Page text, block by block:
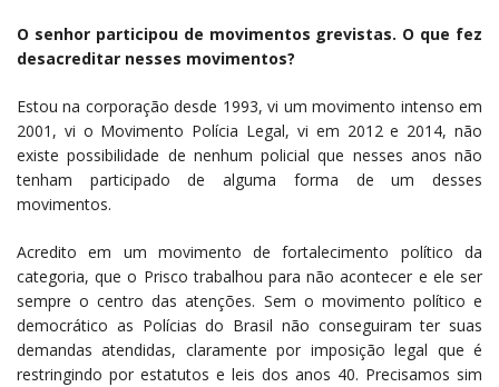
O senhor participou de movimentos grevistas. O que fez
desacreditar nesses movimentos?
Estou na corporação desde 1993, vi um movimento intenso em
2001, vi o Movimento Polícia Legal, vi em 2012 e 2014, não
existe possibilidade de nenhum policial que nesses anos não
tenham participado de alguma forma de um desses
movimentos.
Acredito em um movimento de fortalecimento político da
categoria, que o Prisco trabalhou para não acontecer e ele ser
sempre o centro das atenções. Sem o movimento político e
democrático as Polícias do Brasil não conseguiram ter suas
demandas atendidas, claramente por imposição legal que é
restringindo por estatutos e leis dos anos 40. Precisamos sim